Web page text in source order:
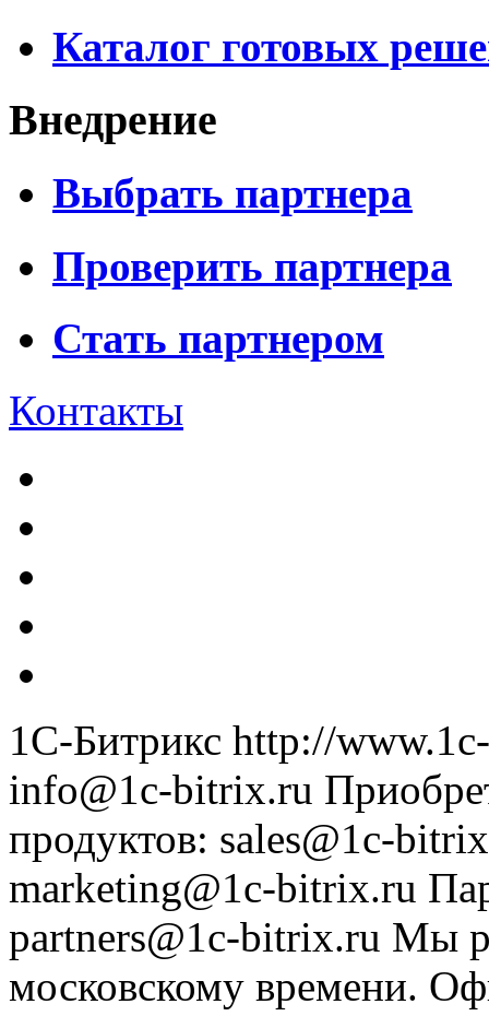
Каталог готовых
Внедрение
Выбрать партнера
Проверить партнера
Стать партнером
Контакты
1С-Битрикс http://
info@1c-bitrix.ru
продуктов: sales@1c-
marketing@1c-bitrix.ru
partners@1c-bitrix.ru Мы
московскому времени.